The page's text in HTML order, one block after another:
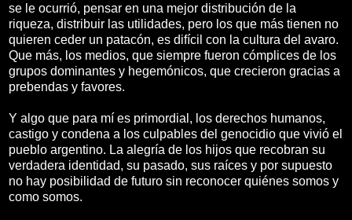
se le ocurrió, pensar en una mejor distribución de la
riqueza, distribuir las utilidades, pero los que más tienen no
quieren ceder un patacón, es difícil con la cultura del avaro.
Que más, los medios, que siempre fueron cómplices de los
grupos dominantes y hegemónicos, que crecieron gracias a
prebendas y favores.
Y algo que para mí es primordial, los derechos humanos,
castigo y condena a los culpables del genocidio que vivió el
pueblo argentino. La alegría de los hijos que recobran su
verdadera identidad, su pasado, sus raíces y por supuesto
no hay posibilidad de futuro sin reconocer quiénes somos y
como somos.